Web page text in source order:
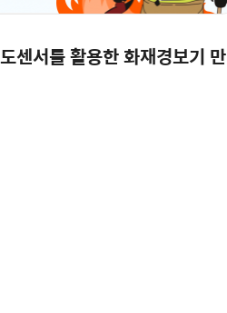
센서를 활용한 화재경보기 만